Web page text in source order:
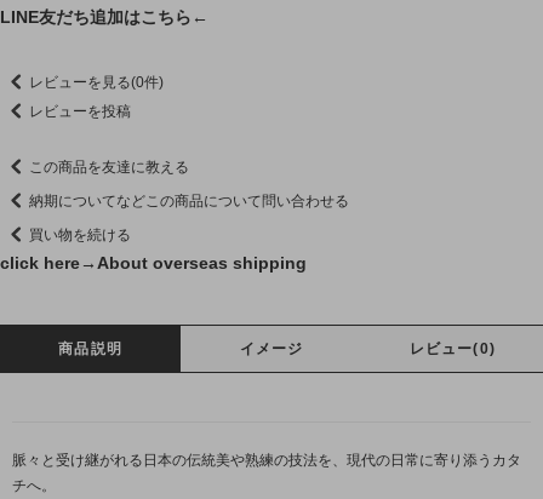
LINE友だち追加はこちら←
レビューを見る(0件)
レビューを投稿
この商品を友達に教える
納期についてなどこの商品について問い合わせる
買い物を続ける
click here→ About overseas shipping
商品説明 イメージ レビュー(0)
脈々と受け継がれる日本の伝統美や熟練の技法を、現代の日常に寄り添うカタ
チへ。